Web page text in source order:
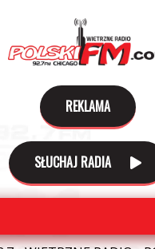
REKLAMA
SŁUCHAJ RADIA